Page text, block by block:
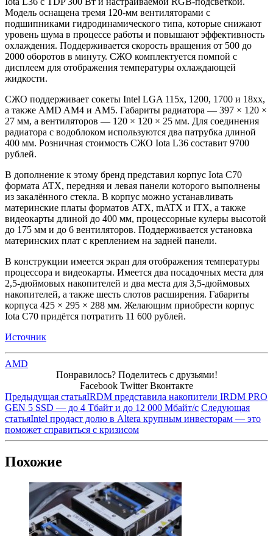
Модель оснащена тремя 120-мм вентиляторами с
подшипниками гидродинамического типа, которые снижают
уровень шума в процессе работы и повышают эффективность
охлаждения. Поддерживается скорость вращения от 500 до
2000 оборотов в минуту. СЖО комплектуется помпой с
дисплеем для отображения температуры охлаждающей
жидкости.
СЖО поддерживает сокеты Intel LGA 115x, 1200, 1700 и 18xx,
а также AMD AM4 и AM5. Габариты радиатора — 397 × 120 ×
27 мм, а вентиляторов — 120 × 120 × 25 мм. Для соединения
радиатора с водоблоком используются два патрубка длиной
400 мм. Розничная стоимость СЖО Iota L36 составит 9700
рублей.
В дополнение к этому бренд представил корпус Iota C70
формата ATX, передняя и левая панели которого выполнены
из закалённого стекла. В корпус можно устанавливать
материнские платы форматов ATX, mATX и ITX, а также
видеокарты длиной до 400 мм, процессорные кулеры высотой
до 175 мм и до 6 вентиляторов. Поддерживается установка
материнских плат с креплением на задней панели.
В конструкции имеется экран для отображения температуры
процессора и видеокарты. Имеется два посадочных места для
2,5-дюймовых накопителей и два места для 3,5-дюймовых
накопителей, а также шесть слотов расширения. Габариты
корпуса 425 × 295 × 288 мм. Желающим приобрести корпус
Iota C70 придётся потратить 11 600 рублей.
Источник
AMD
Понравилось? Поделитесь с друзьями!
Facebook Twitter Вконтакте
Предыдущая статьяIRDM представила накопители IRDM PRO
GEN 5 SSD — до 4 Тбайт и до 12 000 Мбайт/с Следующая
статьяIntel продаст долю в Altera крупным инвесторам — это
поможет справиться с кризисом
Похожие